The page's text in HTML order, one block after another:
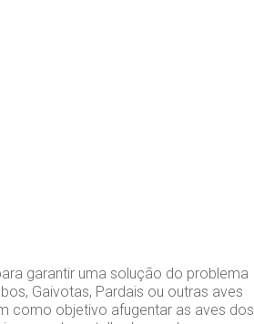
garantir uma solução do problema
Gaivotas, Pardais ou outras aves
como objetivo afugentar as aves dos